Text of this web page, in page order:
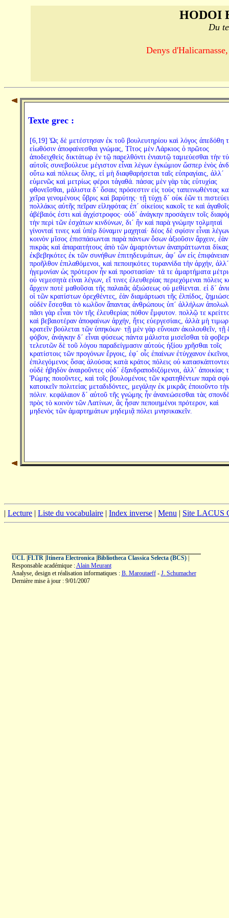
HODOI
Du
Denys
Texte grec :
[6,19] Ὡς δὲ μετέστησαν ἐκ τοῦ βουλευτηρίου καὶ λόγος ἀπεδόθη
εἰωθόσιν ἀποφαίνεσθαι γνώμας, Τῖτος μὲν Λάρκιος ὁ πρῶτος
ἀποδειχθεὶς δικτάτωρ ἐν τῷ παρελθόντι ἐνιαυτῷ ταμιεύεσθαι τὴν
αὐτοῖς συνεβούλευε μέγιστον εἶναι λέγων ἐγκώμιον ὥσπερ ἑνὸς
οὕτω καὶ πόλεως ὅλης, εἰ μὴ διαφθαρήσεται ταῖς εὐπραγίαις, ἀλλ´
εὐμενῶς καὶ μετρίως φέροι τἀγαθά. πάσας μὲν γὰρ τὰς εὐτυχίας
φθονεῖσθαι, μάλιστα δ´ ὅσαις πρόσεστιν εἰς τοὺς ταπεινωθέντας
χεῖρα γενομένους ὕβρις καὶ βαρύτης· τῇ τύχῃ δ´ οὐκ ἐῶν τι
πολλάκις αὐτῆς πεῖραν εἰληφότας ἐπ´ οἰκείοις κακοῖς τε καὶ
ἀβέβαιός ἐστι καὶ ἀγχίστροφος· οὐδ´ ἀνάγκην προσάγειν τοῖς
τὴν περὶ τῶν ἐσχάτων κινδύνων, δι´ ἣν καὶ παρὰ γνώμην τολμηταὶ
γίνονταί τινες καὶ ὑπὲρ δύναμιν μαχηταί· δέος δὲ σφίσιν εἶναι
κοινὸν μῖσος ἐπισπάσωνται παρὰ πάντων ὅσων ἀξιοῦσιν ἄρχειν, ἐὰν
πικρὰς καὶ ἀπαραιτήτους ἀπὸ τῶν ἁμαρτόντων ἀναπράττωνται
ἐκβεβηκότες ἐκ τῶν συνήθων ἐπιτηδευμάτων, ἀφ´ ὧν εἰς ἐπιφάνειαν
προῆλθον ἐπιλαθόμενοι, καὶ πεποιηκότες τυραννίδα τὴν ἀρχήν,
ἡγεμονίαν ὡς πρότερον ἦν καὶ προστασίαν· τά τε ἁμαρτήματα
οὐ νεμεσητὰ εἶναι λέγων, εἴ τινες ἐλευθερίας περιεχόμεναι πόλεις
ἄρχειν ποτὲ μαθοῦσαι τῆς παλαιᾶς ἀξιώσεως οὐ μεθίενται. εἰ δ´
οἱ τῶν κρατίστων ὀρεχθέντες, ἐὰν διαμάρτωσι τῆς ἐλπίδος,
οὐδὲν ἔσεσθαι τὸ κωλῦον ἅπαντας ἀνθρώπους ὑπ´ ἀλλήλων
πᾶσι γὰρ εἶναι τὸν τῆς ἐλευθερίας πόθον ἔμφυτον. πολλῷ τε
καὶ βεβαιοτέραν ἀποφαίνων ἀρχήν, ἥτις εὐεργεσίαις, ἀλλὰ μὴ
κρατεῖν βούλεται τῶν ὑπηκόων· τῇ μὲν γὰρ εὔνοιαν ἀκολουθεῖν, τῇ
φόβον, ἀνάγκην δ´ εἶναι φύσεως πάντα μάλιστα μισεῖσθαι τὰ
τελευτῶν δὲ τοῦ λόγου παραδείγμασιν αὐτοὺς ἠξίου χρῆσθαι τοῖς
κρατίστοις τῶν προγόνων ἔργοις, ἐφ´ οἷς ἐπαίνων ἐτύγχανον
ἐπιλεγόμενος ὅσας ἁλούσας κατὰ κράτος πόλεις οὐ
οὐδὲ ἡβηδὸν ἀναιροῦντες οὐδ´ ἐξανδραποδιζόμενοι, ἀλλ´ ἀποικίας
Ῥώμης ποιοῦντες, καὶ τοῖς βουλομένοις τῶν κρατηθέντων παρὰ
κατοικεῖν πολιτείας μεταδιδόντες, μεγάλην ἐκ μικρᾶς ἐποιοῦντο τὴν
πόλιν. κεφάλαιον δ´ αὐτοῦ τῆς γνώμης ἦν ἀνανεώσεσθαι τὰς
πρὸς τὸ κοινὸν τῶν Λατίνων, ἃς ἦσαν πεποιημένοι πρότερον, καὶ
μηδενὸς τῶν ἁμαρτημάτων μηδεμιᾷ πόλει μνησικακεῖν.
| Lecture | Liste du vocabulaire | Index inverse | Menu | Site LACUS
UCL| FLTR| Itinera Electronica| Bibliotheca Classica Selecta (BCS)|
Responsable académique :Alain Meurant
Analyse, design et réalisation informatiques : B. Maroutaeff- J. Schumacher
Dernière mise à jour : 9/01/2007